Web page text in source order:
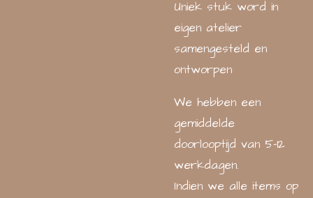
Uniek stuk word in
eigen atelier
samengesteld en
ontworpen
We hebben een
gemiddelde
doorlooptijd van 5-12
werkdagen.
Indien we alle items op